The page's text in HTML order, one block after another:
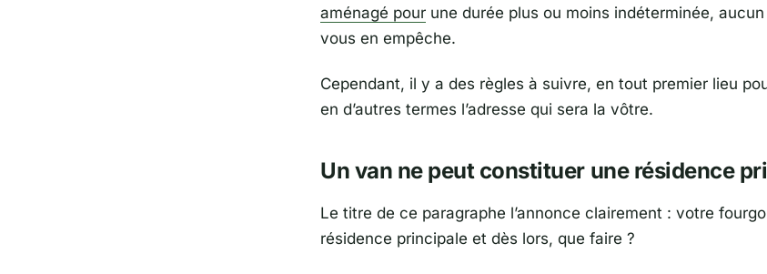
aménagé pour une durée plus ou moins indéterminée,
vous en empêche.
Cependant, il y a des règles à suivre, en tout premier lieu
en d’autres termes l’adresse qui sera la vôtre.
Un van ne peut constituer une résidence
Le titre de ce paragraphe l’annonce clairement : votre
résidence principale et dès lors, que faire ?